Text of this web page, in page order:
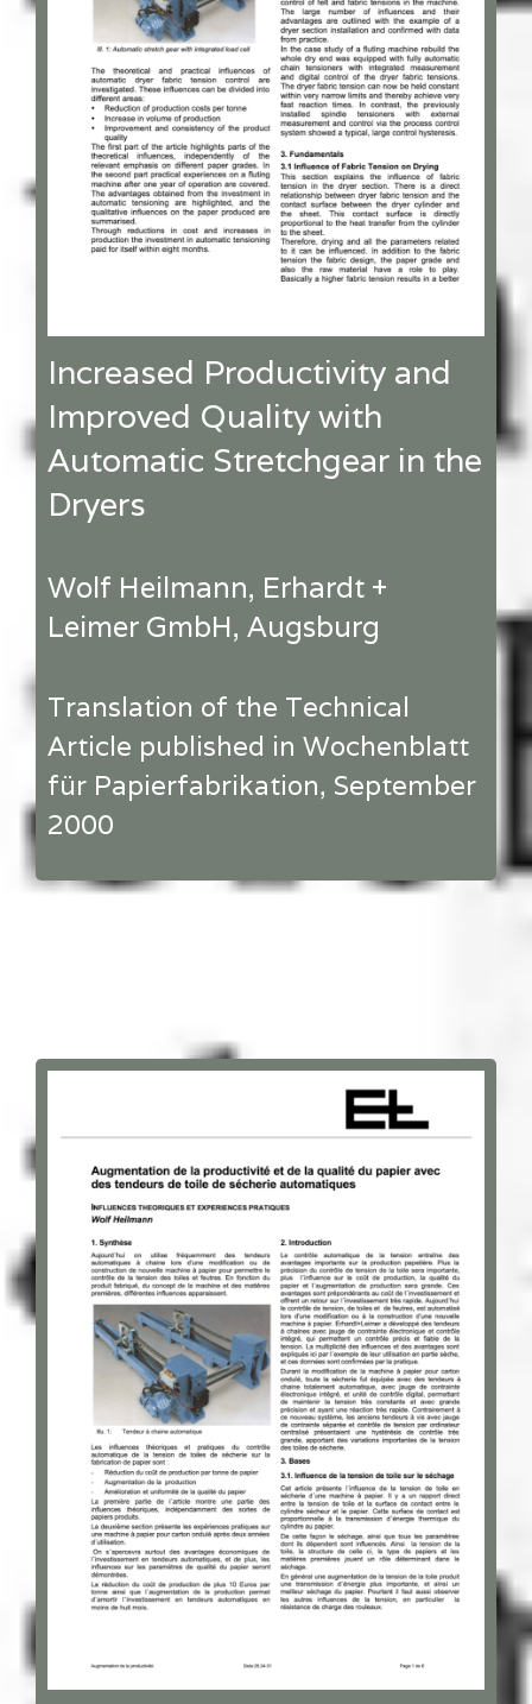
Increased Productivity and
Improved Quality with
Automatic Stretchgear in the
Dryers
Wolf Heilmann, Erhardt +
Leimer GmbH, Augsburg
Translation of the Technical
Article published in Wochenblatt
für Papierfabrikation, September
2000